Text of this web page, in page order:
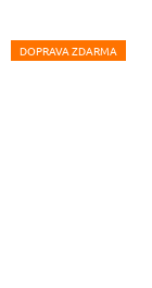
DOPRAVA ZDARMA